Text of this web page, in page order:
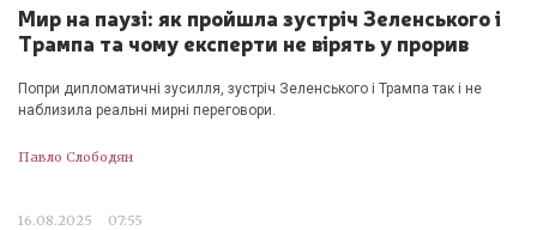
Мир на паузі: як пройшла зустріч Зеленського і
Трампа та чому експерти не вірять у прорив
Попри дипломатичні зусилля, зустріч Зеленського і Трампа так і не
наблизила реальні мирні переговори.
Павло Слободян
16.08.2025 07:55